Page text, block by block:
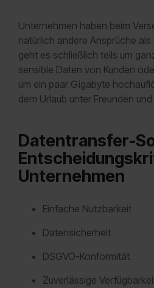
Unternehmen haben beim
natürlich andere Ansprüche
geht es schließlich teils um
sensible Daten von Kunden
um ein paar Gigabyte
dem Urlaub unter Freunden
Datentransfer-
Unternehmen
Einfache Nutzbarkeit
Datensicherheit
DSGVO-Konformität
Zuverlässige